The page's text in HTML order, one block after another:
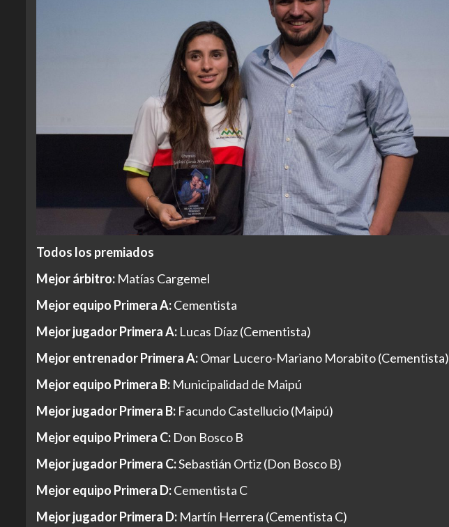
Todos los premiados
Mejor árbitro: Matías Cargemel
Mejor equipo Primera A:Cementista
Mejor jugador Primera A: Lucas Díaz (Cementista)
Mejor entrenador Primera A:Omar Lucero-Mariano Morabito (Cementista)
Mejor equipo Primera B:Municipalidad de Maipú
Mejor jugador Primera B: Facundo Castellucio (Maipú)
Mejor equipo Primera C:Don Bosco B
Mejor jugador Primera C:Sebastián Ortiz (Don Bosco B)
Mejor equipo Primera D:Cementista C
Mejor jugador Primera D: Martín Herrera (Cementista C)